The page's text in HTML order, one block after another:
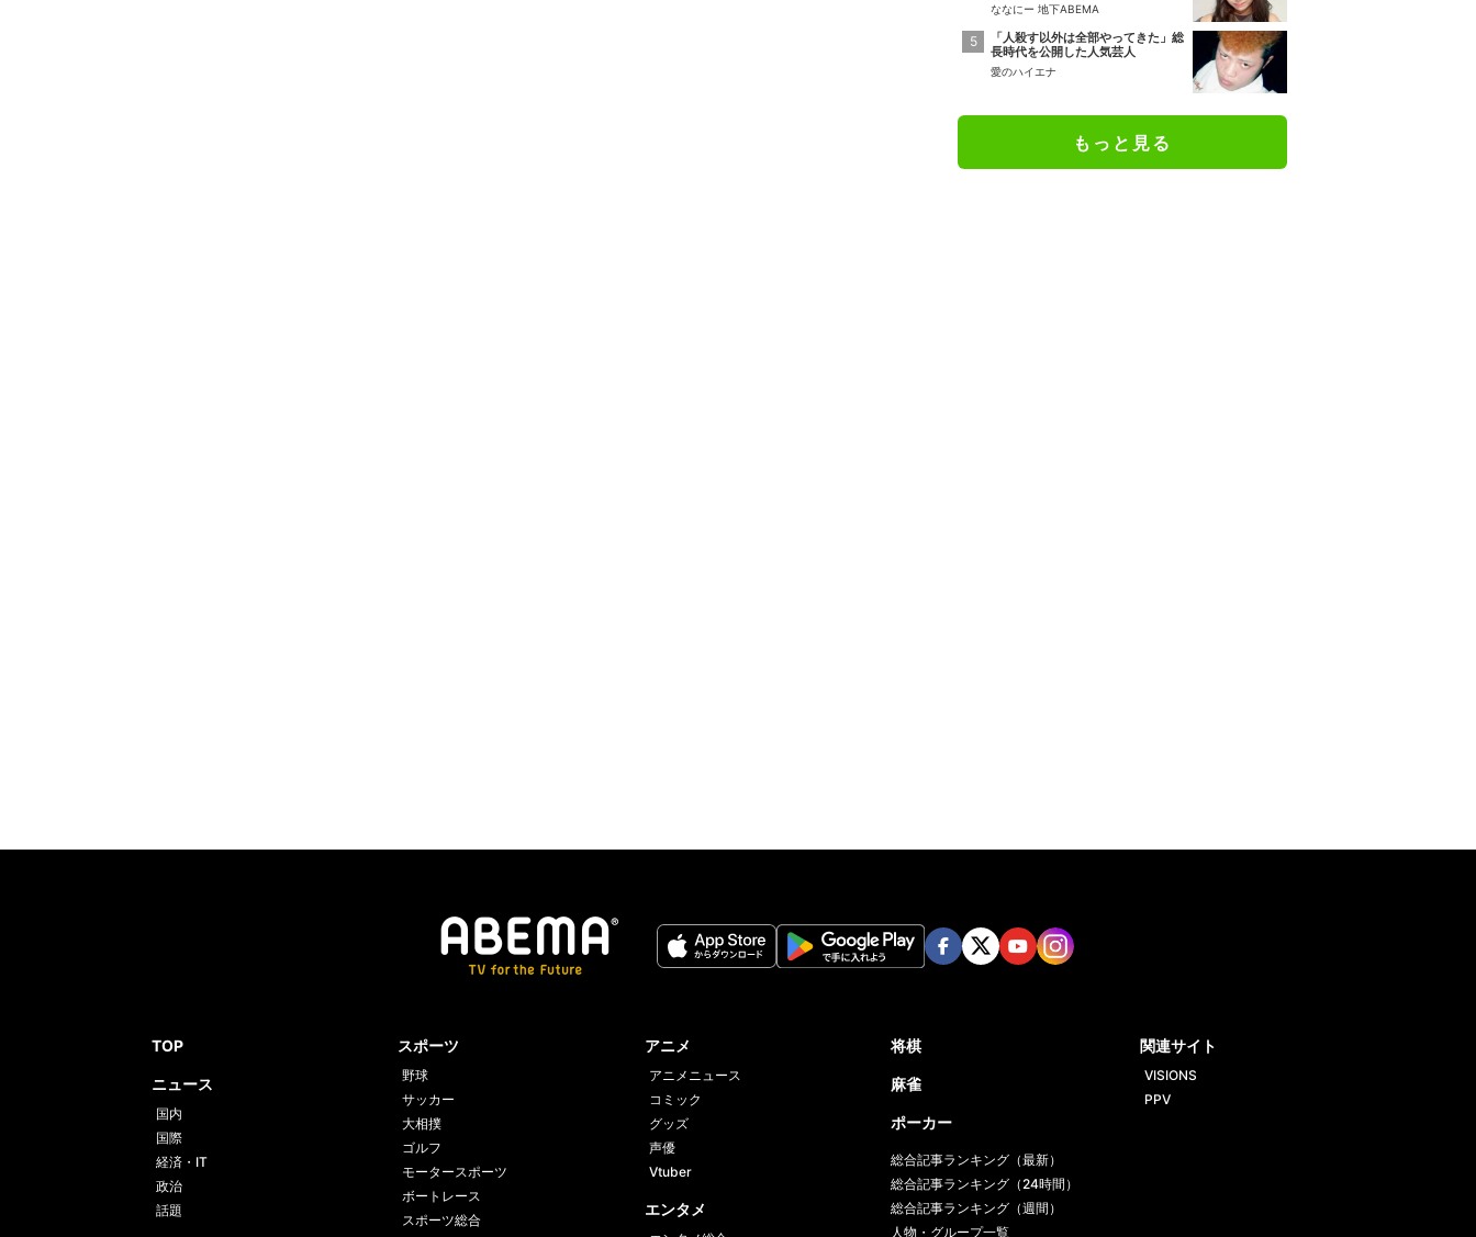
ななにー 地下ABEMA
「人殺す以外は全部やってきた」総
長時代を公開した人気芸人
愛のハイエナ
もっと見る
TOP
ニュース
国内
国際
経済・IT
政治
話題
スポーツ
野球
サッカー
大相撲
ゴルフ
モータースポーツ
ボートレース
スポーツ総合
アニメ
アニメニュース
コミック
グッズ
声優
Vtuber
エンタメ
将棋
麻雀
ポーカー
総合記事ランキング（最新）
総合記事ランキング（24時間）
総合記事ランキング（週間）
人物・グループ一覧
関連サイト
VISIONS
PPV